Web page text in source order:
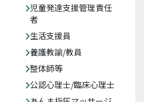
児童発達支援管理責任
者
生活支援員
養護教諭/教員
整体師等
公認心理士/臨床心理士